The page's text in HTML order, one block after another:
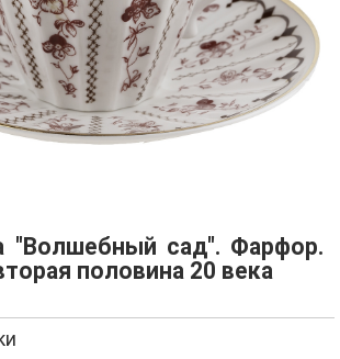
"Волшебный сад". Фарфор.
половина 20 века